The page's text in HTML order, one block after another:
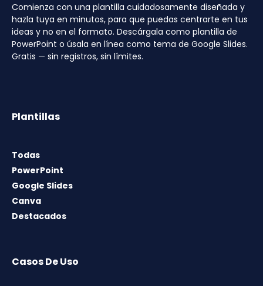
Comienza con una plantilla cuidadosamente diseñada y
hazla tuya en minutos, para que puedas centrarte en tus
ideas y no en el formato. Descárgala como plantilla de
PowerPoint o úsala en línea como tema de Google Slides.
Gratis — sin registros, sin límites.
Plantillas
Todas
PowerPoint
Google Slides
Canva
Destacados
Casos De Uso